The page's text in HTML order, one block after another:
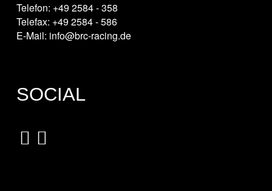
Telefon: +49 2584 - 358
Telefax: +49 2584 - 586
E-Mail: info@brc-racing.de
SOCIAL